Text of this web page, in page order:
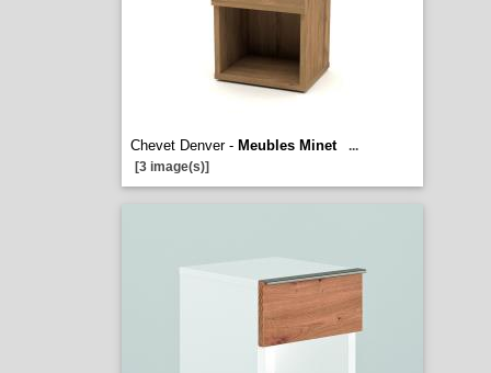
Chevet Denver - Meubles Minet
...
[3 image(s)]